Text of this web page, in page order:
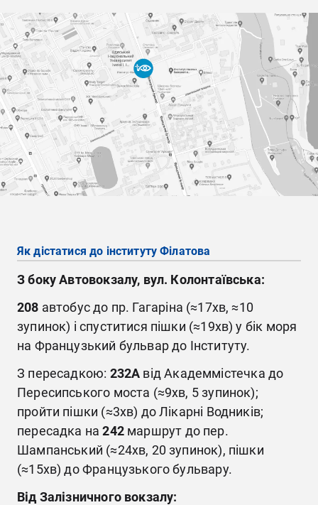
Як дістатися до інституту Філатова
З боку Автовокзалу, вул. Колонтаївська:
208 автобус до пр. Гагаріна (≈17хв, ≈10
зупинок) і спуститися пішки (≈19хв) у бік моря
на Французький бульвар до Інституту.
З пересадкою: 232А від Академмістечка до
Пересипського моста (≈9хв, 5 зупинок);
пройти пішки (≈3хв) до Лікарні Водників;
пересадка на242маршрут до пер.
Шампанський (≈24хв, 20 зупинок), пішки
(≈15хв) до Французького бульвару.
Від Залізничного вокзалу: